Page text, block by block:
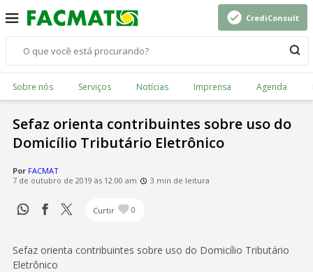
CrediConsult
Sobre nós Serviços Notícias Imprensa Agenda
Sefaz orienta contribuintes sobre uso do
Domicílio Tributário Eletrônico
Por FACMAT
7 de outubro de 2019 às 12:00 am
3 min de leitura
Curtir 0
Sefaz orienta contribuintes sobre uso do Domicílio Tributário
Eletrônico